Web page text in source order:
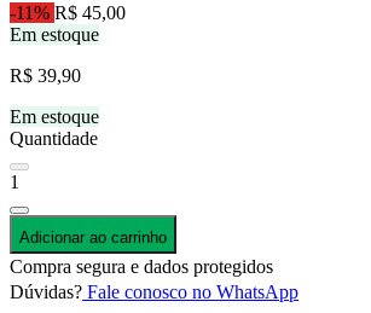
-11% R$ 45,00
Em estoque
R$ 39,90
Em estoque
Quantidade
1
Adicionar ao carrinho
Compra segura e dados protegidos
Dúvidas? Fale conosco no WhatsApp